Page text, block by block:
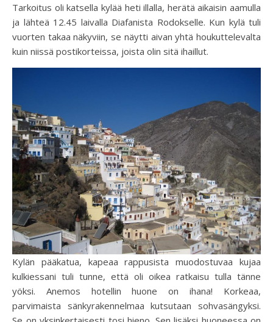
Tarkoitus oli katsella kylää heti illalla, herätä aikaisin aamulla
ja lähteä 12.45 laivalla Diafanista Rodokselle. Kun kylä tuli
vuorten takaa näkyviin, se näytti aivan yhtä houkuttelevalta
kuin niissä postikorteissa, joista olin sitä ihaillut.
Kylän pääkatua, kapeaa rappusista muodostuvaa kujaa
kulkiessani tuli tunne, että oli oikea ratkaisu tulla tänne
yöksi. Anemos hotellin huone on ihana! Korkeaa,
parvimaista sänkyrakennelmaa kutsutaan sohvasängyksi.